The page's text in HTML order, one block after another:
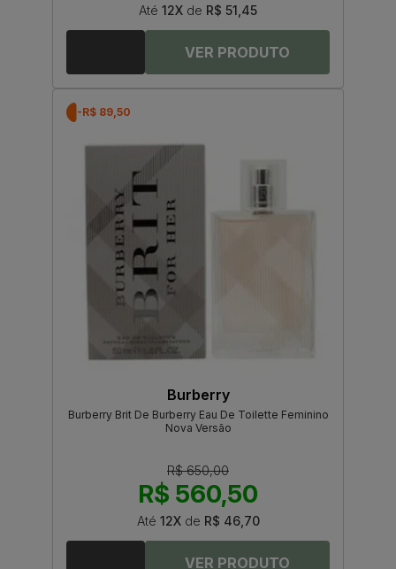
Até 12X de R$ 51,45
-R$ 89,50
Burberry
Burberry Brit De Burberry Eau De Toilette Feminino
Nova Versão
R$ 650,00
R$ 560,50
Até 12Xde R$ 46,70